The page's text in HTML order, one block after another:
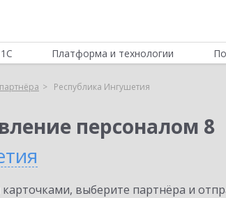
Платформа и технологии
Республика Ингушетия
персоналом 8
выберите партнёра и